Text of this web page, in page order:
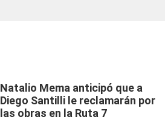
Natalio Mema anticipó que a
Diego Santilli le reclamarán por
las obras en la Ruta 7